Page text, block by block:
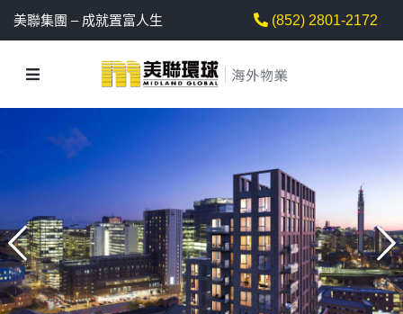
美聯集團 – 成就置富人生 (852) 2801-2172